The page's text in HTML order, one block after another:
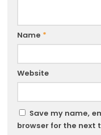
Name *
Website
Save my name,
browser for the next